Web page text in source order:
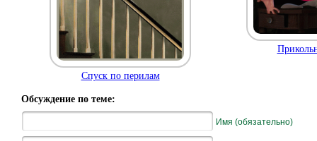
Спуск по перилам
Обсуждение по теме:
Имя (обязательно)